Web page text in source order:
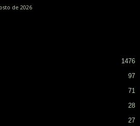
de 2026
1476
97
71
28
27